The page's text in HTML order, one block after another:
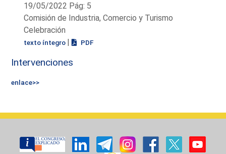
19/05/2022 Pág: 5
Comisión de Industria, Comercio y Turismo
Celebración
texto íntegro | PDF
Intervenciones
enlace>>